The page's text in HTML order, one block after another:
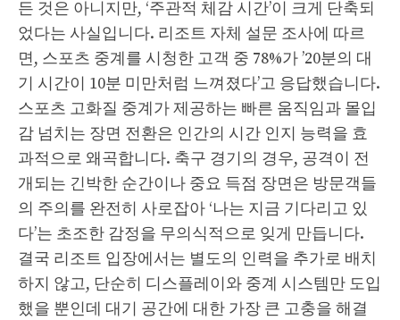
든 것은 아니지만, ‘주관적 체감 시간’이 크게 단축되
었다는 사실입니다. 리조트 자체 설문 조사에 따르
면, 스포츠 중계를 시청한 고객 중 78%가 ’20분의 대
기 시간이 10분 미만처럼 느껴졌다’고 응답했습니다.
스포츠 고화질 중계가 제공하는 빠른 움직임과 몰입
감 넘치는 장면 전환은 인간의 시간 인지 능력을 효
과적으로 왜곡합니다. 축구 경기의 경우, 공격이 전
개되는 긴박한 순간이나 중요 득점 장면은 방문객들
의 주의를 완전히 사로잡아 ‘나는 지금 기다리고 있
다’는 초조한 감정을 무의식적으로 잊게 만듭니다.
결국 리조트 입장에서는 별도의 인력을 추가로 배치
하지 않고, 단순히 디스플레이와 중계 시스템만 도입
했을 뿐인데 대기 공간에 대한 가장 큰 고충을 해결